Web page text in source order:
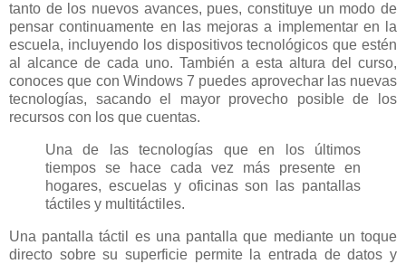
tanto de los nuevos avances, pues, constituye un modo de
pensar continuamente en las mejoras a implementar en la
escuela, incluyendo los dispositivos tecnológicos que estén
al alcance de cada uno. También a esta altura del curso,
conoces que con Windows 7 puedes aprovechar las nuevas
tecnologías, sacando el mayor provecho posible de los
recursos con los que cuentas.
Una de las tecnologías que en los últimos
tiempos se hace cada vez más presente en
hogares, escuelas y oficinas son las pantallas
táctiles y multitáctiles.
Una pantalla táctil es una pantalla que mediante un toque
directo sobre su superficie permite la entrada de datos y